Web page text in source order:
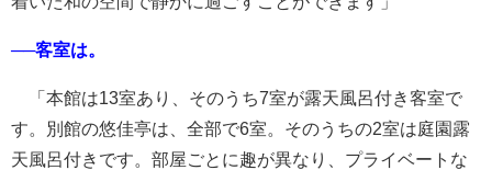
──客室は。
「本館は13室あり、そのうち7室が露天風呂付き客室で
す。別館の悠佳亭は、全部で6室。そのうちの2室は庭園露
天風呂付きです。部屋ごとに趣が異なり、プライベートな